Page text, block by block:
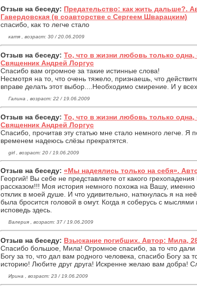
Отзыв на беседу: Предательство: как жить дальше?.
Гавердовская (в соавторстве с Сергеем Шварацким)
спасибо, как то легче стало
катя , возраст: 30 / 20.06.2009
Отзыв на беседу: То, что в жизни любовь только
Священник Андрей Лоргус
Спасибо вам огромное за такие истинные слова!
Несмотря на то, что очень тяжело, признаешь, что
вправе делать этот выбор....Необходимо смирение. И у
Галина , возраст: 22 / 19.06.2009
Отзыв на беседу: То, что в жизни любовь только
Священник Андрей Лоргус
Спасибо, прочитав эту статью мне стало немного легче. Я
временем надеюсь слёзы прекратятся.
girl , возраст: 20 / 19.06.2009
Отзыв на беседу: «Мы надеялись только на себя».
Георгий! Вы себе не представляете от какого
рассказом!!! Моя история немного похожа на Вашу,
отклик в моей душе. И что удивительно, наткнулась я на
была бросится головой в омут. Когда я соберусь с
исповедь здесь.
Валерия , возраст: 37 / 19.06.2009
Отзыв на беседу: Взыскание погибших. Автор: Мила,
Спасибо большое, Мила! Огромное спасибо, за то что
Богу за то, что дал вам родного человека, спасибо Богу за
историю! Любите друг друга! Искренне желаю вам добра!
Ирина , возраст: 23 / 19.06.2009